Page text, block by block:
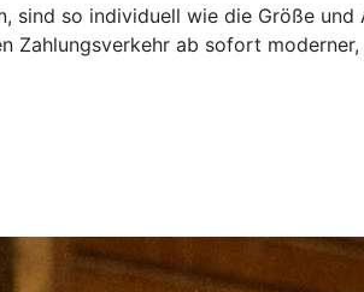
so individuell wie die Größe
Zahlungsverkehr ab sofort